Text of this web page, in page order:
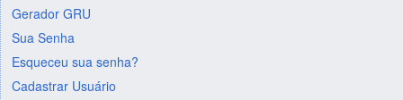
Gerador GRU
Sua Senha
Esqueceu sua senha?
Cadastrar Usuário